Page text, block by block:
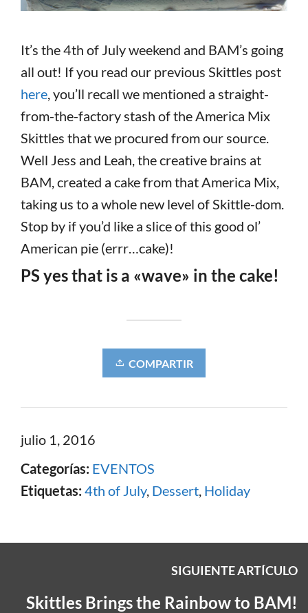
It’s the 4th of July weekend and BAM’s going
all out! If you read our previous Skittles post
here , you’ll recall we mentioned a straight-
from-the-factory stash of the America Mix
Skittles that we procured from our source.
Well Jess and Leah, the creative brains at
BAM, created a cake from that America Mix,
taking us to a whole new level of Skittle-dom.
Stop by if you’d like a slice of this good ol’
American pie (errr…cake)!
PS yes that is a «wave» in the cake!
COMPARTIR
julio 1, 2016
Categorías: EVENTOS
Etiquetas: 4th of July, Dessert Holiday
SIGUIENTE ARTÍCULO
Skittles Brings the Rainbow to BAM!